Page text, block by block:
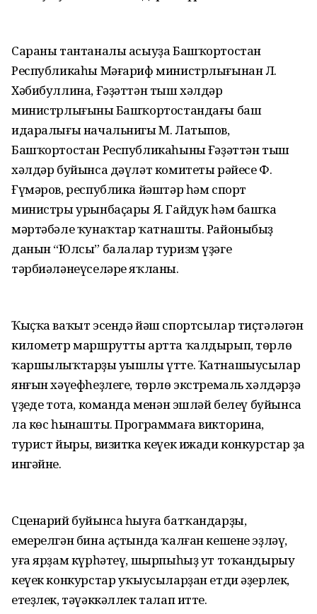
Сараны тантаналы асыуҙа Башҡортостан
Республикаһы Мәғариф министрлығынан Л.
Хәбибуллина, Ғәҙәттән тыш хәлдәр
министрлығының Башҡортостандағы баш
идаралығы начальнигы М. Латыпов,
Башҡортостан Республикаһының Ғәҙәттән тыш
хәлдәр буйынса дәүләт комитеты рәйесе Ф.
Ғүмәров, республика йәштәр һәм спорт
министры урынбаҫары Я. Гайдук һәм башҡа
мәртәбәле ҡунаҡтар ҡатнашты. Районыбыҙ
данын “Юлсы” балалар туризм үҙәге
тәрбиәләнеүселәре яҡланы.
Ҡыҫҡа ваҡыт эсендә йәш спортсылар тиҫтәләгән
километр маршрутты артта ҡалдырып, төрлө
ҡаршылыҡтарҙы уңышлы үтте. Ҡатнашыусылар
янғын хәүефһеҙлеге, төрлө экстремаль хәлдәрҙә
үҙеңде тота, команда менән эшләй белеү буйынса
ла көс һынашты. Программаға викторина,
турист йыры, визитка кеүек ижади конкурстар ҙа
ингәйне.
Сценарий буйынса һыуға батҡандарҙы,
емерелгән бина аҫтында ҡалған кешене эҙләү,
уға ярҙам күрһәтеү, шырпыһыҙ ут тоҡандырыу
кеүек конкурстар уҡыусыларҙан етди әҙерлек,
етеҙлек, тәүәккәллек талап итте.